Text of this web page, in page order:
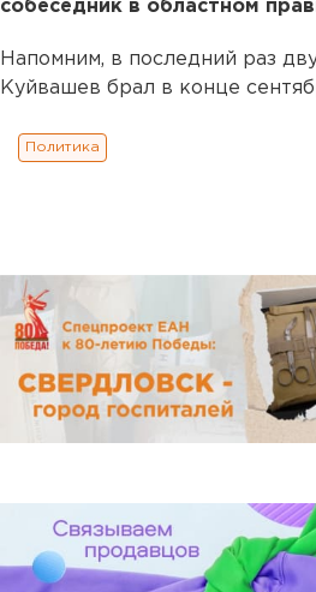
собеседник в областном
Напомним, в последний раз
Куйвашев брал в конце
Политика